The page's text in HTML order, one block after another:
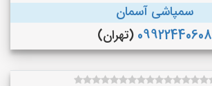
سمپاشی آسمان
09922440608 (تهران)